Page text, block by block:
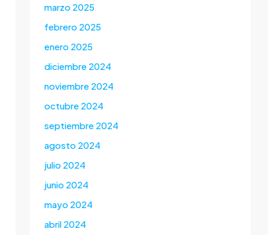
marzo 2025
febrero 2025
enero 2025
diciembre 2024
noviembre 2024
octubre 2024
septiembre 2024
agosto 2024
julio 2024
junio 2024
mayo 2024
abril 2024